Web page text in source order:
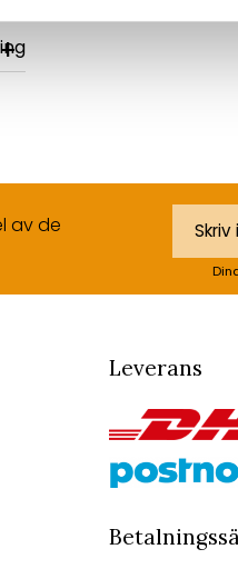
av de
Leverans